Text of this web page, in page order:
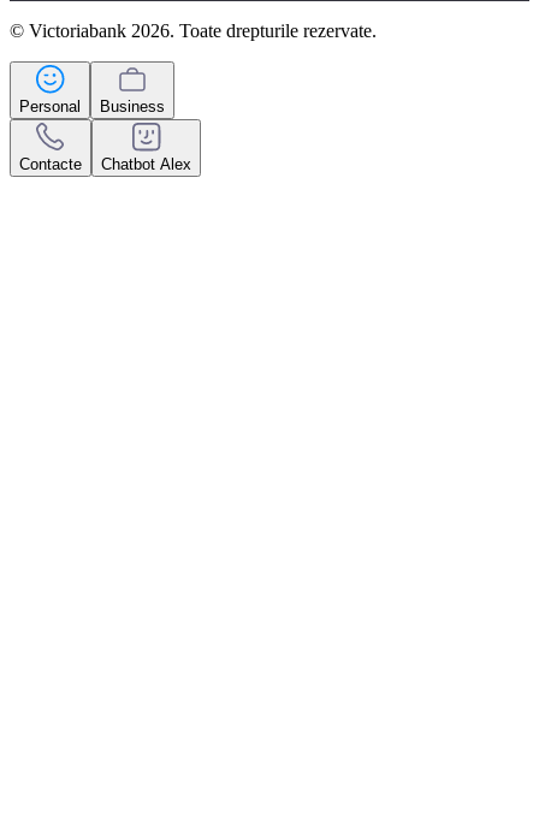
© Victoriabank 2026. Toate drepturile rezervate.
Personal Business
Contacte Chatbot Alex